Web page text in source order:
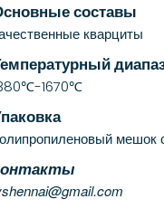
составы
кварциты
1670℃
мешок